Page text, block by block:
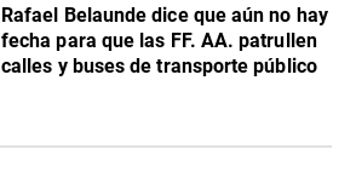
Rafael Belaunde dice que aún no hay
fecha para que las FF. AA. patrullen
calles y buses de transporte público